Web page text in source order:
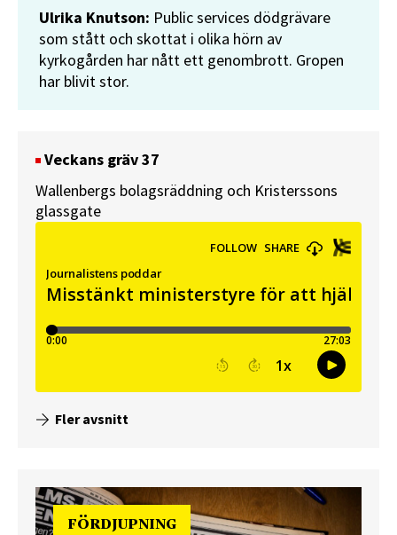
Ulrika Knutson: Public services dödgrävare
som stått och skottat i olika hörn av
kyrkogården har nått ett genombrott. Gropen
har blivit stor.
Veckans gräv 37
Wallenbergs bolagsräddning och Kristerssons
glassgate
Fler avsnitt
FÖRDJUPNING